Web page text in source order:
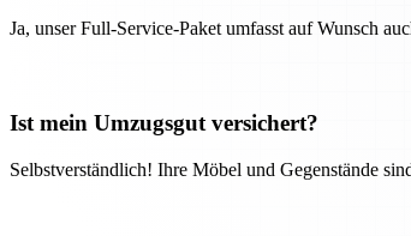
Ja, unser Full-Service-Paket umfasst auf Wunsch
Ist mein Umzugsgut versichert?
Selbstverständlich! Ihre Möbel und Gegenstände